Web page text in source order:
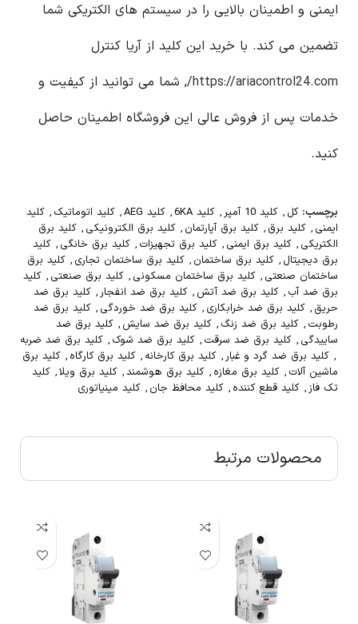
ایمنی و اطمینان بالایی را در سیستم های الکتریکی شما
تضمین می کند. با خرید این کلید از آریا کنترل
https://ariacontrol24.com/ , شما می توانید از کیفیت و
خدمات پس از فروش عالی این فروشگاه اطمینان حاصل
کنید.
برچسب: کل , کلید 10 آمپر , کلید 6KA , کلید AEG , کلید اتوماتیک , کلید
ایمنی , کلید برق , کلید برق آپارتمان , کلید برق الکترونیکی , کلید برق
الکتریکی , کلید برق ایمنی , کلید برق تجهیزات , کلید برق خانگی , کلید
برق دیجیتال , کلید برق ساختمان , کلید برق ساختمان تجاری , کلید برق
ساختمان صنعتی , کلید برق ساختمان مسکونی , کلید برق صنعتی , کلید
برق ضد آب , کلید برق ضد آتش , کلید برق ضد انفجار, کلید برق ضد
حریق , کلید برق ضد خرابکاری , کلید برق ضد خوردگی , کلید برق ضد
رطوبت , کلید برق ضد زنگ , کلید برق ضد سایش , کلید برق ضد
ساییدگی , کلید برق ضد سرقت , کلید برق ضد شوک , کلید برق ضد ضربه
, کلید برق ضد گرد و غبار, کلید برق کارخانه , کلید برق کارگاه , کلید برق
ماشین آلات , کلید برق مغازه , کلید برق هوشمند, کلید برق ویلا, کلید
تک فاز, کلید قطع کننده , کلید محافظ جان , کلید مینیاتوری
محصولات مرتبط